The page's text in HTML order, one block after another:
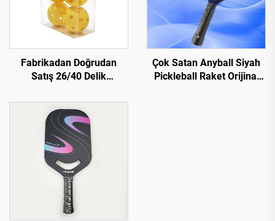
Fabrikadan Doğrudan
Satış 26/40 Delik
Topları PE Malzeme
Pickleball Topları
Çok Satan Anyball Siyah
Pickleball Raket Orijinal